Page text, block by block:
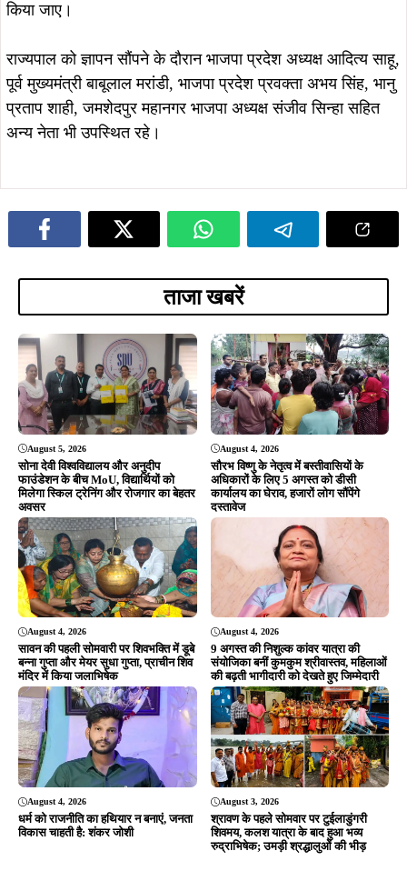
किया जाए।
राज्यपाल को ज्ञापन सौंपने के दौरान भाजपा प्रदेश अध्यक्ष आदित्य साहू,
पूर्व मुख्यमंत्री बाबूलाल मरांडी, भाजपा प्रदेश प्रवक्ता अभय सिंह, भानु
प्रताप शाही, जमशेदपुर महानगर भाजपा अध्यक्ष संजीव सिन्हा सहित
अन्य नेता भी उपस्थित रहे।
ताजा खबरें
August 5, 2026
सोना देवी विश्वविद्यालय और अनुदीप
फाउंडेशन के बीच MoU, विद्यार्थियों को
मिलेगा स्किल ट्रेनिंग और रोजगार का बेहतर
अवसर
August 4, 2026
सौरभ विष्णु के नेतृत्व में बस्तीवासियों के
अधिकारों के लिए 5 अगस्त को डीसी
कार्यालय का घेराव, हजारों लोग सौंपेंगे
दस्तावेज
August 4, 2026
सावन की पहली सोमवारी पर शिवभक्ति में डूबे
बन्ना गुप्ता और मेयर सुधा गुप्ता, प्राचीन शिव
मंदिर में किया जलाभिषेक
August 4, 2026
9 अगस्त की निशुल्क कांवर यात्रा की
संयोजिका बनीं कुमकुम श्रीवास्तव, महिलाओं
की बढ़ती भागीदारी को देखते हुए जिम्मेदारी
August 4, 2026
धर्म को राजनीति का हथियार न बनाएं, जनता
विकास चाहती है: शंकर जोशी
August 3, 2026
श्रावण के पहले सोमवार पर टुईलाडुंगरी
शिवमय, कलश यात्रा के बाद हुआ भव्य
रुद्राभिषेक; उमड़ी श्रद्धालुओं की भीड़